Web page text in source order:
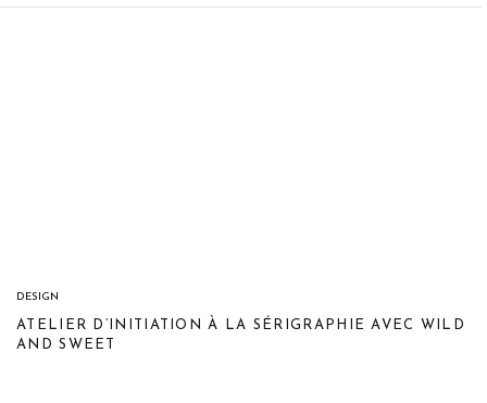
DESIGN
ATELIER D’INITIATION À LA SÉRIGRAPHIE AVEC WILD
AND SWEET